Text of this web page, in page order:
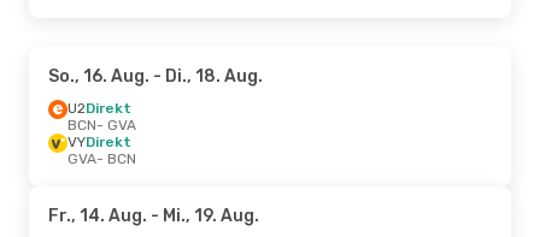
So., 16. Aug. - Di., 18. Aug.
U2Direkt
BCN- GVA
VYDirekt
GVA- BCN
Fr., 14. Aug. - Mi., 19. Aug.